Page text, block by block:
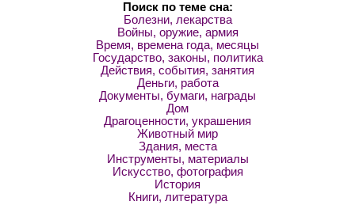
Поиск по теме сна:
Болезни, лекарства
Войны, оружие, армия
Время, времена года, месяцы
Государство, законы, политика
Действия, события, занятия
Деньги, работа
Документы, бумаги, награды
Дом
Драгоценности, украшения
Животный мир
Здания, места
Инструменты, материалы
Искусство, фотография
История
Книги, литература